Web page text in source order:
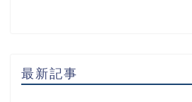
最新記事